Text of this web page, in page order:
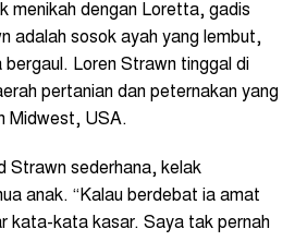
menikah dengan Loretta, gadis
adalah sosok ayah yang lembut,
bergaul. Loren Strawn tinggal di
pertanian dan peternakan yang
Midwest, USA.
Strawn sederhana, kelak
anak. “Kalau berdebat ia amat
kata-kata kasar. Saya tak pernah